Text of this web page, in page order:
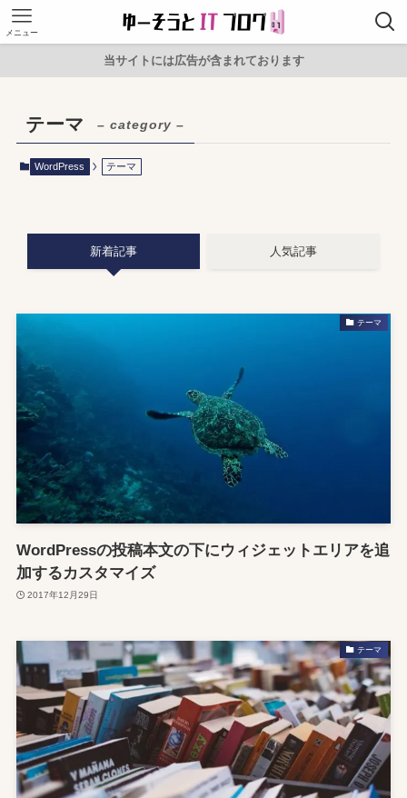
メニュー
当サイトには広告が含まれております
テーマ – category –
WordPress テーマ
新着記事 人気記事
テーマ
WordPressの投稿本文の下にウィジェットエリアを追
加するカスタマイズ
2017年12月29日
テーマ